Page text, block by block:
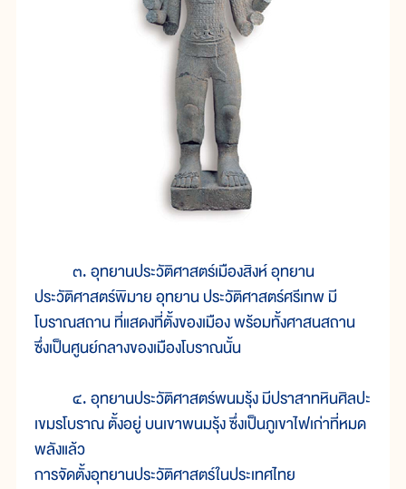
๓. อุทยานประวัติศาสตร์เมืองสิงห์ อุทยาน
ประวัติศาสตร์พิมาย อุทยาน ประวัติศาสตร์ศรีเทพ มี
โบราณสถาน ที่แสดงที่ตั้งของเมือง พร้อมทั้งศาสนสถาน
ซึ่งเป็นศูนย์กลางของเมืองโบราณนั้น
๔. อุทยานประวัติศาสตร์พนมรุ้ง มีปราสาทหินศิลปะ
เขมรโบราณ ตั้งอยู่ บนเขาพนมรุ้ง ซึ่งเป็นภูเขาไฟเก่าที่หมด
พลังแล้ว
การจัดตั้งอุทยานประวัติศาสตร์ในประเทศไทย